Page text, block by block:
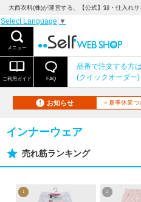
大西衣料(株)が運営する、【公式】卸・仕入れ
Select Language ▼
メニュー
ご利用ガイド FAQ
品番で注文する方
(クイックオーダー)
お知らせ ＞夏季休業
インナーウェア
売れ筋ランキング
1 2